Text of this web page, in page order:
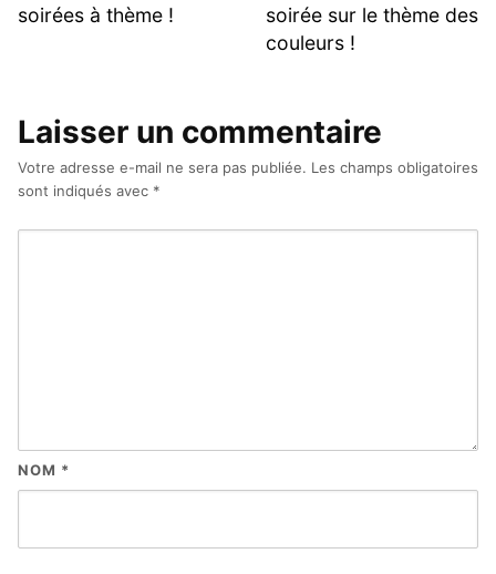
soirées à thème !
soirée sur le thème des
couleurs !
Laisser un commentaire
Votre adresse e-mail ne sera pas publiée. Les champs obligatoires
sont indiqués avec *
NOM *